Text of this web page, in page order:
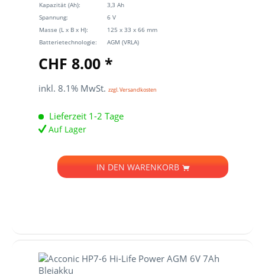
Kapazität (Ah):
3,3 Ah
Spannung:
6 V
Masse (L x B x H):
125 x 33 x 66 mm
Batterietechnologie:
AGM (VRLA)
CHF 8.00 *
inkl. 8.1% MwSt. zzgl. Versandkosten
Lieferzeit 1-2 Tage
Auf Lager
IN DEN WARENKORB